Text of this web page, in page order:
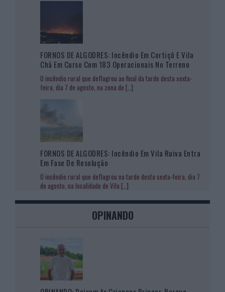
FORNOS DE ALGODRES: Incêndio Em Cortiçô E Vila
Chã Em Curso Com 183 Operacionais No Terreno
O incêndio rural que deflagrou ao final da tarde desta sexta-
feira, dia 7 de agosto, na zona de […]
FORNOS DE ALGODRES: Incêndio Em Vila Ruiva Entra
Em Fase De Resolução
O incêndio rural que deflagrou na tarde desta sexta-feira, dia 7
de agosto, na localidade de Vila […]
OPINANDO